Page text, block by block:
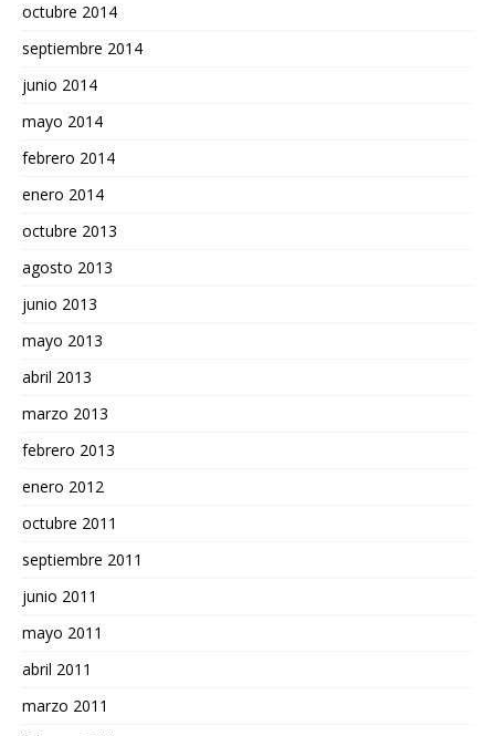
octubre 2014
septiembre 2014
junio 2014
mayo 2014
febrero 2014
enero 2014
octubre 2013
agosto 2013
junio 2013
mayo 2013
abril 2013
marzo 2013
febrero 2013
enero 2012
octubre 2011
septiembre 2011
junio 2011
mayo 2011
abril 2011
marzo 2011